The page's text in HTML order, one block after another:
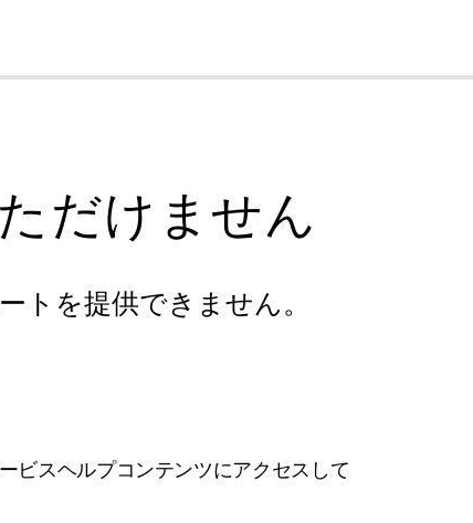
だけません
トを提供できません。
ビスヘルプコンテンツにアクセスして